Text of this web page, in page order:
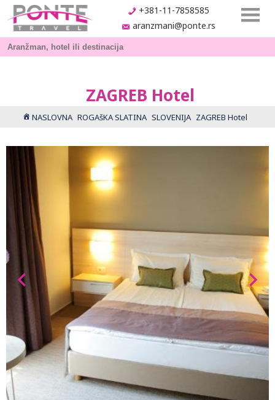
+381-11-7858585
aranzmani@ponte.rs
ZAGREB Hotel
NASLOVNA ROGAšKA SLATINA SLOVENIJA ZAGREB Hotel